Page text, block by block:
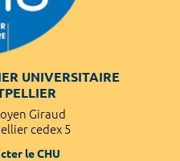
UNIVERSITAIRE
Giraud
cedex 5
le CHU